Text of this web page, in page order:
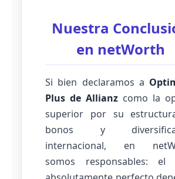
Nuestra
en netWorth
Si bien declaramos a
Plus de Allianz como la
superior por su
bonos y
internacional, en
somos responsables: el